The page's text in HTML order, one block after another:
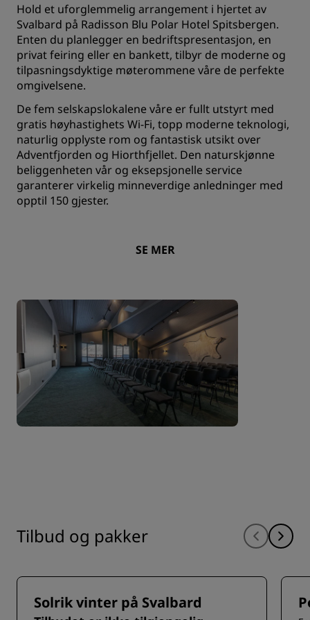
Hold et uforglemmelig arrangement i hjertet av
Svalbard på Radisson Blu Polar Hotel Spitsbergen.
Enten du planlegger en bedriftspresentasjon, en
privat feiring eller en bankett, tilbyr de moderne og
tilpasningsdyktige møterommene våre de perfekte
omgivelsene.
De fem selskapslokalene våre er fullt utstyrt med
gratis høyhastighets Wi-Fi, topp moderne teknologi,
naturlig opplyste rom og fantastisk utsikt over
Adventfjorden og Hiorthfjellet. Den naturskjønne
beliggenheten vår og eksepsjonelle service
garanterer virkelig minneverdige anledninger med
opptil 150 gjester.
SE MER
Tilbud og pakker
Solrik vinter på Svalbard